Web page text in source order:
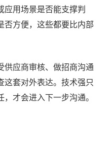
用场景是否能支撑判
否方便，这些都要比内部
供应商审核、做招商沟通
这套对外表达。技术强只
才会进入下一步沟通。